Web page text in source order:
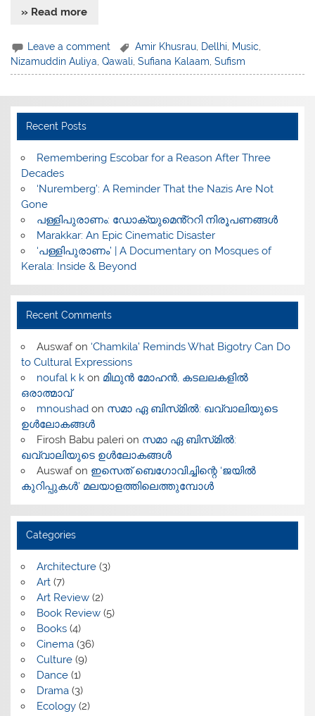
» Read more
Leave a comment Amir Khusrau Dellhi Music
Nizamuddin Auliya,Qawali,Sufiana Kalaam,Sufism
Recent Posts
​Remembering Escobar for a Reason After Three
Decades
‘Nuremberg’: A Reminder That the Nazis Are Not
Gone
പള്ളിപുരാണം: ഡോക്യുമെൻ്ററി നിരൂപണങ്ങൾ
Marakkar: An Epic Cinematic Disaster
‘പള്ളിപുരാണം’ | A Documentary on Mosques of
Kerala: Inside & Beyond
Recent Comments
Auswafon ‘Chamkila’ Reminds What Bigotry Can Do
to Cultural Expressions
noufal k kon മിഥുൻ മോഹൻ, കടലലകളിൽ
ഒരാത്മാവ്
mnoushadon സമാ ഏ ബിസ്‌മിൽ: ഖവ്വാലിയുടെ
ഉൾലോകങ്ങൾ
Firosh Babu palerion സമാ ഏ ബിസ്‌മിൽ:
ഖവ്വാലിയുടെ ഉൾലോകങ്ങൾ
Auswafon ഇസെത് ബെഗോവിച്ചിന്റെ ‘ജയിൽ
കുറിപ്പുകൾ’ മലയാളത്തിലെത്തുമ്പോൾ
Categories
Architecture(3)
Art(7)
Art Review(2)
Book Review(5)
Books(4)
Cinema(36)
Culture(9)
Dance(1)
Drama(3)
Ecology(2)